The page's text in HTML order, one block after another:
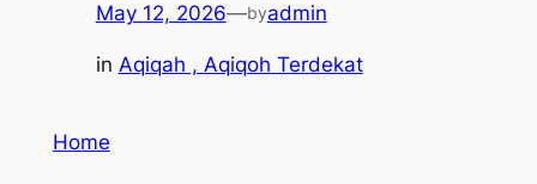
May 12, 2026—byadmin
in Aqiqah , Aqiqoh Terdekat
Home